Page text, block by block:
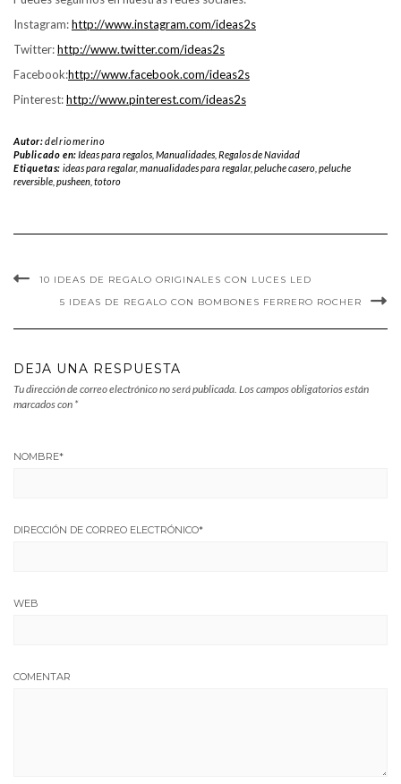
Instagram:http://www.instagram.com/ideas2s
Twitter:http://www.twitter.com/ideas2s
Facebook:http://www.facebook.com/ideas2s
Pinterest:http://www.pinterest.com/ideas2s
Autor:delriomerino
Publicado en:Ideas para regalos ,Manualidades ,Regalos de Navidad
Etiquetas: ideas para regalar, manualidades para regalar, peluche casero, peluche
reversible pusheen totoro
10 IDEAS DE REGALO ORIGINALES CON LUCES LED
5 IDEAS DE REGALO CON BOMBONES FERRERO ROCHER
DEJA UNA RESPUESTA
Tu dirección de correo electrónico no será publicada. Los campos obligatorios están
marcados con *
NOMBRE*
DIRECCIÓN DE CORREO ELECTRÓNICO*
WEB
COMENTAR